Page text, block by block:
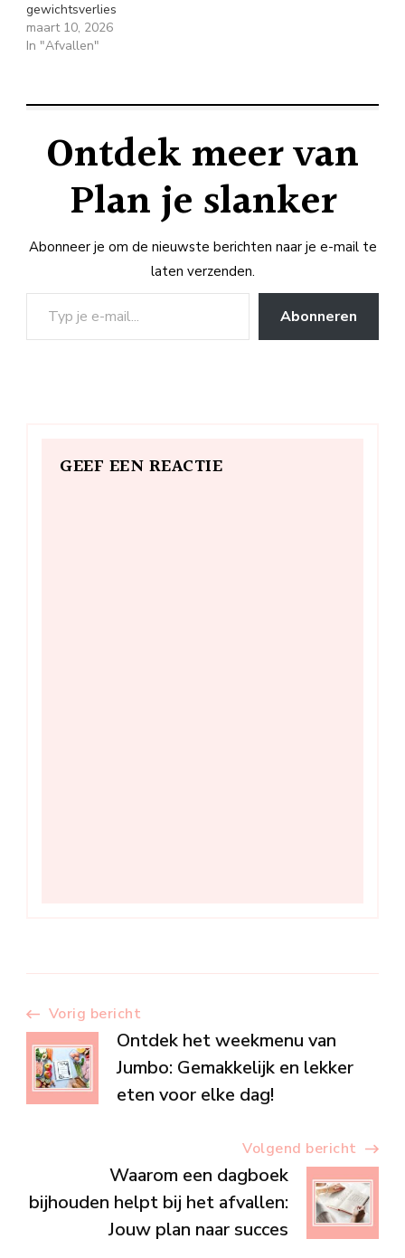
gewichtsverlies
maart 10, 2026
In "Afvallen"
Ontdek meer van
Plan je slanker
Abonneer je om de nieuwste berichten naar je e-mail te
laten verzenden.
Typ je e-mail...
Abonneren
GEEF EEN REACTIE
Berichtnavigatie
Vorig bericht
Ontdek het weekmenu van
Jumbo: Gemakkelijk en lekker
eten voor elke dag!
Volgend bericht
Waarom een dagboek
bijhouden helpt bij het afvallen:
Jouw plan naar succes